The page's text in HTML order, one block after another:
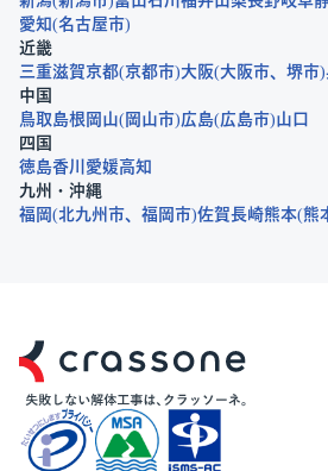
愛知 名古屋市
近畿
三重滋賀京都 京都市 大阪 大阪市 堺市
中国
鳥取 島根 岡山 岡山市 広島 広島市 山口
四国
徳島香川 愛媛高知
九州・沖縄
福岡 北九州市 福岡市 佐賀長崎熊本 熊